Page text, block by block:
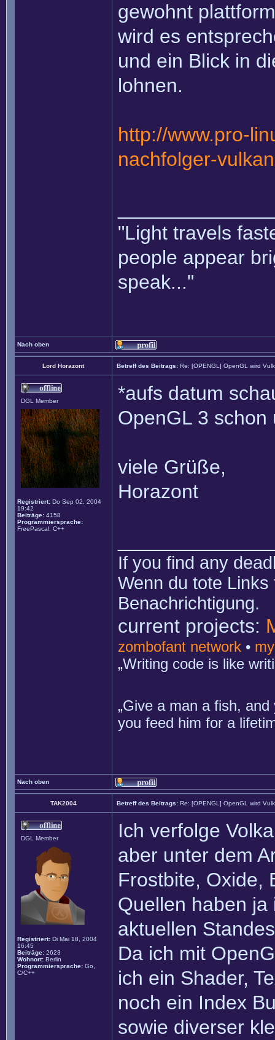
gewohnt
wird es
und ein Blick in
lohnen.
http://www.pro-
nachfolger-
"Light travels
people appear
speak..."
Nach oben
Lord Horazont Betreff des Beitrags: Re: [OPENGL] OpenGL wird
DGL Member
Registriert: Do Sep 02, 2004
19:42
Beiträge: 4158
Programmiersprache:
FreePascal, C++
*aufs datum
OpenGL 3
viele Grüße,
Horazont
If you find any
Wenn du tote
Benachrichtigung.
current projects:
zombofant network •
„Writing code is like
„Give a man a fish,
you feed him for a
Nach oben
TAK2004 Betreff des Beitrags: Re: [OPENGL] OpenGL wird
DGL Member
Registriert: Di Mai 18, 2004
16:45
Beiträge: 2623
Wohnort: Berlin
Programmiersprache: Go,
C/C++
Ich verfolge
aber unter dem
Frostbite, Oxide,
Quellen haben
aktuellen
Da ich mit
ich ein Shader,
noch ein Index
sowie diverser